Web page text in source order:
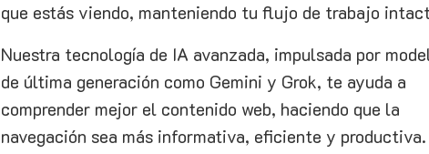
que estás viendo, manteniendo tu flujo de trabajo
Nuestra tecnología de IA avanzada, impulsada por
de última generación como Gemini y Grok, te ayuda a
comprender mejor el contenido web, haciendo que la
navegación sea más informativa, eficiente y productiva.